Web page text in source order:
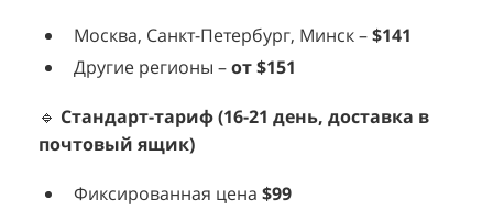
Москва, Санкт-Петербург, Минск –$141
Другие регионы –от $151
🔹 Стандарт-тариф (16-21 день, доставка в
почтовый ящик)
Фиксированная цена $99